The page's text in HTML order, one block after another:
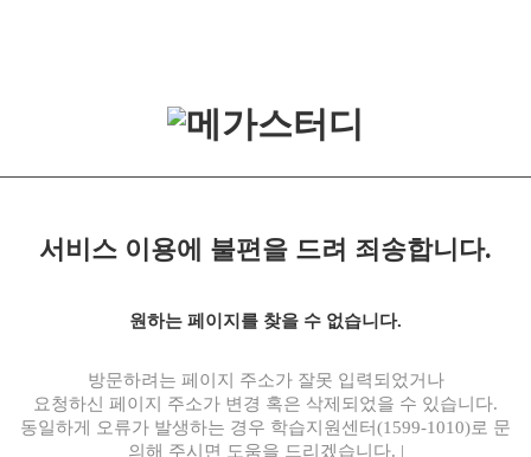
서비스 이용에 불편을 드려 죄송합니다.
원하는 페이지를 찾을 수 없습니다.
방문하려는 페이지 주소가 잘못 입력되었거나
요청하신 페이지 주소가 변경 혹은 삭제되었을 수 있습니다.
동일하게 오류가 발생하는 경우 학습지원센터(1599-1010)로 문
의해 주시면 도움을 드리겠습니다. |